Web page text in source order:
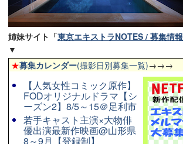
姉妹サイト「東京エキストラNOTES / 募集情報
▼
★募集カレンダー(撮影日別募集一覧)→→→
【人気女性コミック原作】
FODオリジナルドラマ【シ
ーズン2】8/5～15＠足利市
若手キャスト主演×大物俳
優出演最新作映画@山形県
8～9月【登録制】